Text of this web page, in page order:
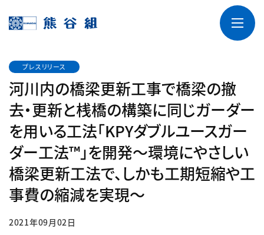
プレスリリース
河川内の橋梁更新工事で橋梁の撤
去・更新と桟橋の構築に同じガーダー
を用いる工法「KPYダブルユースガー
ダー工法™」を開発～環境にやさしい
橋梁更新工法で、しかも工期短縮や工
事費の縮減を実現～
2021年09月02日